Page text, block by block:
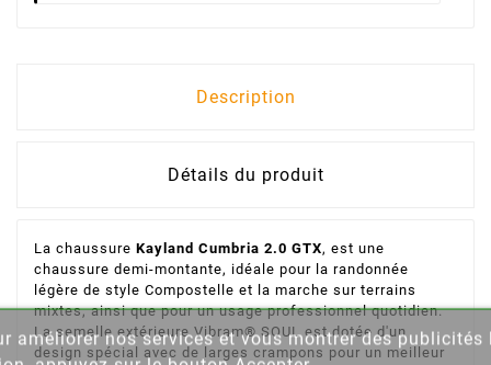
Description
Détails du produit
La chaussure Kayland Cumbria 2.0 GTX, est une
chaussure demi-montante, idéale pour la randonnée
légère de style Compostelle et la marche sur terrains
mixtes, ainsi que pour un usage professionnel quotidien.
La semelle extérieure Vibram® SOUL est dotée d'un
design spécial avec de larges crampons pour un meilleur
améliorer nos services et vous montrer des